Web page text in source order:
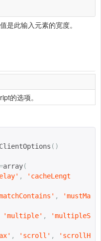
是此输入元素的宽度。
的选项。
()
array(
,
'cacheLengt
,
'mustMa
'multiple' ,
'multipleS
, 'scroll' ,
'scrollH